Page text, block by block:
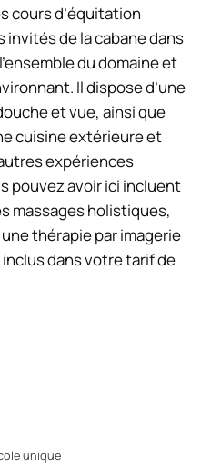
cours d’équitation
de la cabane dans
du domaine et
Il dispose d’une
et vue, ainsi que
cuisine extérieure et
expériences
pouvez avoir ici incluent
massages holistiques,
thérapie par imagerie
dans votre tarif de
unique